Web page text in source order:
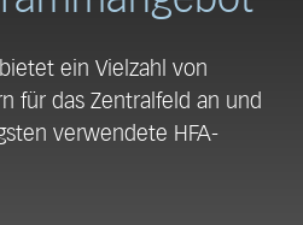
ein Vielzahl von
für das Zentralfeld an und
verwendete HFA-